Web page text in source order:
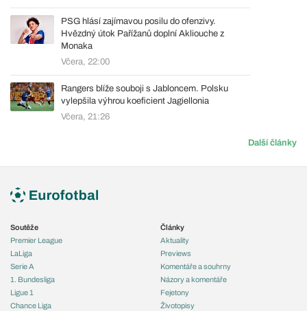
PSG hlásí zajímavou posilu do ofenzivy.
Hvězdný útok Pařížanů doplní Akliouche z
Monaka
Včera, 22:00
Rangers blíže souboji s Jabloncem. Polsku
vylepšila výhrou koeficient Jagiellonia
Včera, 21:26
Další články
Soutěže
Premier League
LaLiga
Serie A
1. Bundesliga
Ligue 1
Chance Liga
Články
Aktuality
Previews
Komentáře a souhrny
Názory a komentáře
Fejetony
Životopisy